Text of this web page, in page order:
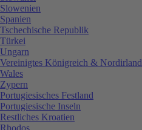
Slowenien
Spanien
Tschechische Republik
Türkei
Ungarn
Vereinigtes Königreich & Nordirland
Wales
Zypern
Portugiesisches Festland
Portugiesische Inseln
Restliches Kroatien
Rhodos